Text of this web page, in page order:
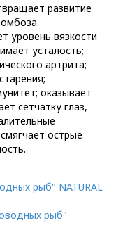
развитие
уровень вязкости
усталость;
артрита;
оказывает
сетчатку глаз,
острые
рыб" NATURAL